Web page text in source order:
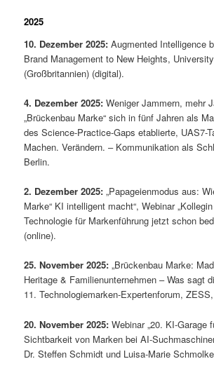
2025
10. Dezember 2025: Augmented Intelligence
Brand Management to New Heights,
(Großbritannien) (digital).
4. Dezember 2025: Weniger Jammern, mehr
„Brückenbau Marke“ sich in fünf Jahren als
des Science-Practice-Gaps etablierte, UAS7-
Machen. Verändern. – Kommunikation als
Berlin.
2. Dezember 2025: „Papageienmodus aus:
Marke“ KI intelligent macht“, Webinar
Technologie für Markenführung jetzt schon
(online).
25. November 2025: „Brückenbau Marke:
Heritage & Familienunternehmen – Was sagt
11. Technologiemarken-Expertenforum,
20. November 2025: Webinar „20. KI-Garage
Sichtbarkeit von Marken bei AI-
Dr. Steffen Schmidt und Luisa-Marie